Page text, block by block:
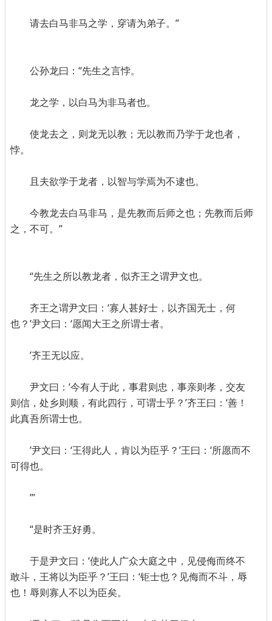
请去白马非马之学，穿请为弟子。”
公孙龙曰：“先生之言悖。
龙之学，以白马为非马者也。
使龙去之，则龙无以教；无以教而乃学于龙也者，
悖。
且夫欲学于龙者，以智与学焉为不逮也。
今教龙去白马非马，是先教而后师之也；先教而后师
之，不可。”
“先生之所以教龙者，似齐王之谓尹文也。
齐王之谓尹文曰：‘寡人甚好士，以齐国无士，何
也？’尹文曰：‘愿闻大王之所谓士者。
’齐王无以应。
尹文曰：‘今有人于此，事君则忠，事亲则孝，交友
则信，处乡则顺，有此四行，可谓士乎？’齐王曰：‘善！
此真吾所谓士也。
’尹文曰：‘王得此人，肯以为臣乎？’王曰：‘所愿而不
可得也。
’”
“是时齐王好勇。
于是尹文曰：‘使此人广众大庭之中，见侵侮而终不
敢斗，王将以为臣乎？’王曰：‘钜士也？见侮而不斗，辱
也！辱则寡人不以为臣矣。